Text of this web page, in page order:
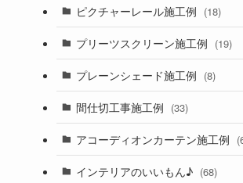
ピクチャーレール施工例 (18)
プリーツスクリーン施工例 (19)
プレーンシェード施工例 (8)
間仕切工事施工例 (33)
アコーディオンカーテン施工例
インテリアのいいもん♪ (68)